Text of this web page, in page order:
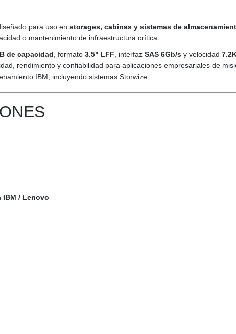
para uso en storages, cabinas y sistemas de
o mantenimiento de infraestructura crítica.
de capacidad , formato 3.5" LFF , interfaz SAS 6Gb/s y velocidad
rendimiento y confiabilidad para aplicaciones empresariales de
IBM, incluyendo sistemas Storwize.
IBM / Lenovo